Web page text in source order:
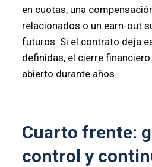
en cuotas, una
relacionados o un earn-out
futuros. Si el contrato deja
definidas, el cierre
abierto durante años.
Cuarto frente:
control y